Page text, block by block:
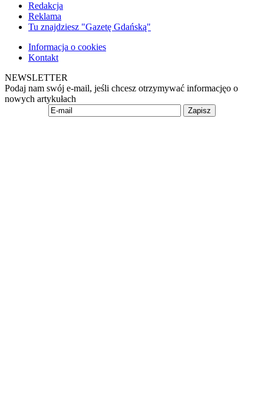
Redakcja
Reklama
Tu znajdziesz "Gazetę Gdańską"
Informacja o cookies
Kontakt
NEWSLETTER
Podaj nam swój e-mail, jeśli chcesz otrzymywać informacjęo o
nowych artykułach
Zapisz